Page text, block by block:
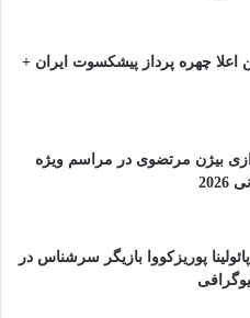
چهره پرداز پیشکسوت ایران +
بیژن مرتضوی در مراسم ویژه
پوریزکووا بازیگر سرشناس در